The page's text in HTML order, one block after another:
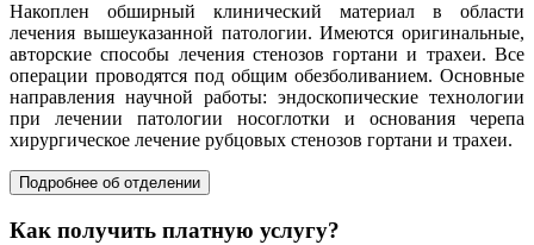
Накоплен обширный клинический материал в области
лечения вышеуказанной патологии. Имеются оригинальные,
авторские способы лечения стенозов гортани и трахеи. Все
операции проводятся под общим обезболиванием. Основные
направления научной работы: эндоскопические технологии
при лечении патологии носоглотки и основания черепа
хирургическое лечение рубцовых стенозов гортани и трахеи.
Подробнее об отделении
Как получить платную услугу?